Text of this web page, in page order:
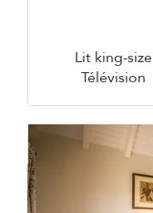
Lit king-size
Télévision